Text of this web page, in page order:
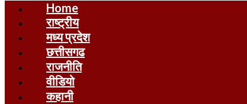
Home
राष्ट्रीय
मध्य प्रदेश
छत्तीसगढ
राजनीति
वीडियो
कहानी